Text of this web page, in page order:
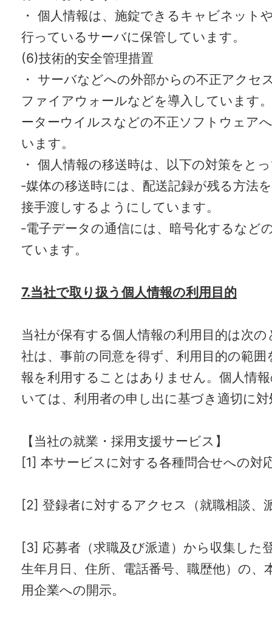
・ 個人情報は、施錠できるキャビネット
行っているサーバに保管しています。
(6)技術的安全管理措置
・ サーバなどへの外部からの不正アクセ
ファイアウォールなどを導入しています
ーターウイルスなどの不正ソフトウェア
います。
・ 個人情報の移送時は、以下の対策をと
‐媒体の移送時には、配送記録が残る方法
接手渡しするようにしています。
‐電子データの通信には、暗号化するなど
ています。
7.当社で取り扱う個人情報の利用目的
当社が保有する個人情報の利用目的は次
社は、事前の同意を得ず、利用目的の範囲
報を利用することはありません。個人情
いては、利用者の申し出に基づき適切に
【当社の就業・採用支援サービス】
[1] 本サービスに対する各種問合せへの対
[2] 登録者に対するアクセス（就職相談、
[3] 応募者（求職及び派遣）から収集した
生年月日、住所、電話番号、職歴他）の、
用企業への開示。